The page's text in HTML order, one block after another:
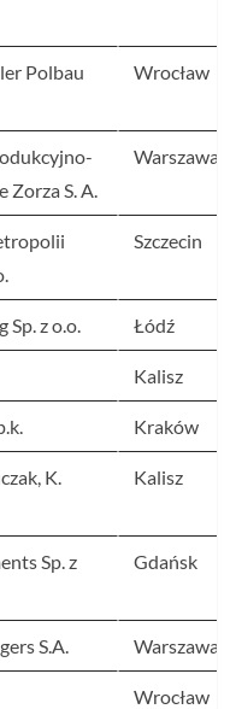
Polbau
Wrocław
Zorza S. A.
Warszawa
Szczecin
Sp. z o.o. Łódź
Kalisz
Kraków
K.
Kalisz
Sp. z
Gdańsk
S.A. Warszawa
Wrocław